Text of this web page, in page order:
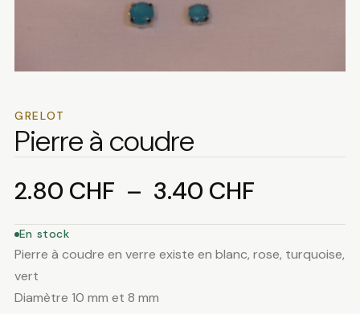
GRELOT
Pierre à coudre
2.80 CHF – 3.40 CHFPlage
de
En stock
Pierre à coudre en verre existe en blanc, rose, turquoise,
vert
Diamètre 10 mm et 8 mm